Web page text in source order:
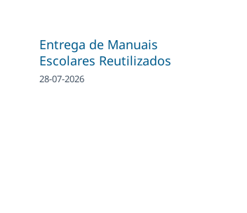
Entrega de Manuais
Escolares Reutilizados
28-07-2026